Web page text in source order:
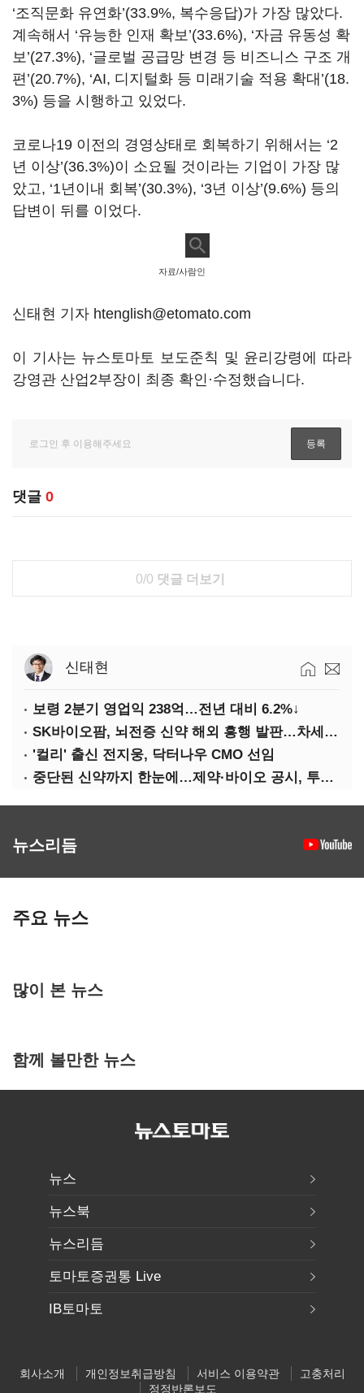
‘조직문화 유연화’(33.9%, 복수응답)가 가장 많았다.
계속해서 ‘유능한 인재 확보’(33.6%), ‘자금 유동성 확
보’(27.3%), ‘글로벌 공급망 변경 등 비즈니스 구조 개
편’(20.7%), ‘AI, 디지털화 등 미래기술 적용 확대’(18.
3%) 등을 시행하고 있었다.
코로나19 이전의 경영상태로 회복하기 위해서는 ‘2
년 이상’(36.3%)이 소요될 것이라는 기업이 가장 많
았고, ‘1년이내 회복’(30.3%), ‘3년 이상’(9.6%) 등의
답변이 뒤를 이었다.
자료/사람인
신태현 기자 htenglish@etomato.com
이 기사는 뉴스토마토 보도준칙 및 윤리강령에 따라
강영관 산업2부장이 최종 확인·수정했습니다.
댓글 0
0/0 댓글 더보기
신태현
보령 2분기 영업익 238억…전년 대비 6.2%↓
SK바이오팜, 뇌전증 신약 해외 흥행 발판…차세대 신약 개발 속도
'컬리' 출신 전지웅, 닥터나우 CMO 선임
중단된 신약까지 한눈에…제약·바이오 공시, 투명해진다
뉴스리듬
주요 뉴스
많이 본 뉴스
함께 볼만한 뉴스
뉴스
뉴스북
뉴스리듬
토마토증권통 Live
IB토마토
회사소개 개인정보취급방침 서비스 이용약관
고충처리
정정반론보도